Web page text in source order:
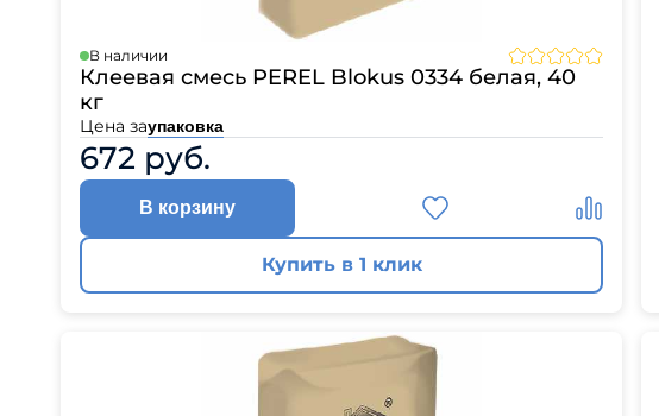
В наличии
Клеевая смесь PEREL Blokus 0334 белая, 40
кг
Цена заупаковка
672 руб.
В корзину
Купить в 1 клик